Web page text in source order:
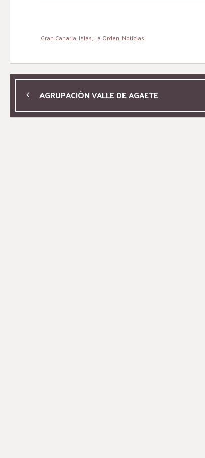
Gran Canaria,Islas,La Orden,Noticias
AGRUPACIÓN VALLE DE AGAETE